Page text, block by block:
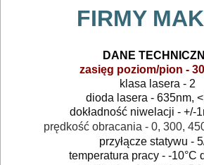
ELEKTRONARZĘDZI
MAGAZYNOWANIE
TRANSPORTOWANIE
POMIAROWE
NARZĘDZIA
FIRMY
DANE
zasięg poziom/pion -
klasa lasera - 2
dioda lasera - 635nm,
dokładność niwelacji - +/-
prędkość obracania - 0, 300,
przyłącze statywu -
temperatura pracy - -10°C